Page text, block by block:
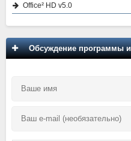
Office² HD v5.0
Обсуждение программы и